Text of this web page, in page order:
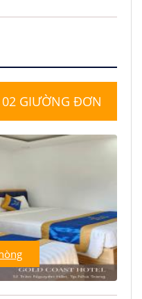
GIƯỜNG ĐƠN